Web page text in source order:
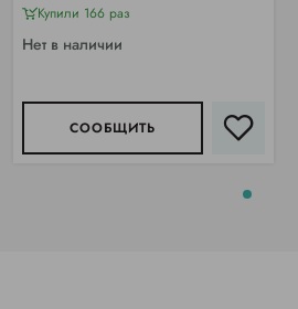
Купили 166 раз
Нет в наличии
СООБЩИТЬ